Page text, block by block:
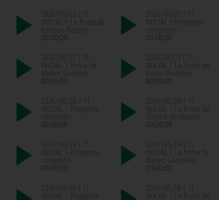
2026/05/25 | 11
INICIAL | La firma de
Enrique Roldán
00:00:00
2026/05/22 | 11
INICIAL | Programa
completo
00:00:00
2026/05/22 | 11
INICIAL | Firma de
Mateo Sánchez
00:00:00
2026/05/21 | 11
INICIAL | La firma de
Pablo Montaño
00:00:00
2026/05/20 | 11
INICIAL | Programa
completo
00:00:00
2026/05/20 | 11
INICIAL | La firma de
Chema de Aquino
00:00:00
2026/05/19 | 11
INICIAL | Programa
completo
00:00:00
2026/05/19 | 11
INICIAL | La firma de
Mateo González
00:00:00
2026/05/18 | 11
INICIAL | Programa
2026/05/18 | 11
INICIAL | La firma de